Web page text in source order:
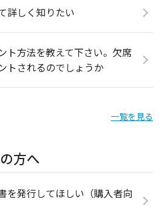
詳しく知りたい
ト方法を教えて下さい。欠席
トされるのでしょうか
一覧を見る
方へ
を発行してほしい（購入者向